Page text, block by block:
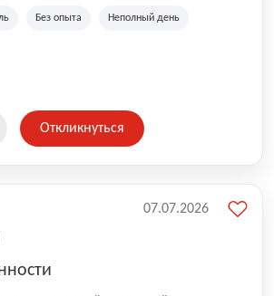
информационным
Без опыта Неполный день
Откликнуться
07.07.2026